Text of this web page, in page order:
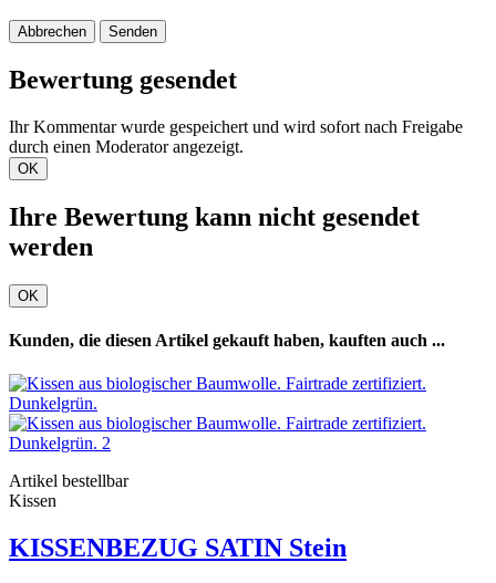
Abbrechen Senden
Bewertung gesendet
Ihr Kommentar wurde gespeichert und wird sofort nach Freigabe
durch einen Moderator angezeigt.
OK
Ihre Bewertung kann nicht gesendet
werden
OK
Kunden, die diesen Artikel gekauft haben, kauften auch ...
Artikel bestellbar
Kissen
KISSENBEZUG SATIN Stein